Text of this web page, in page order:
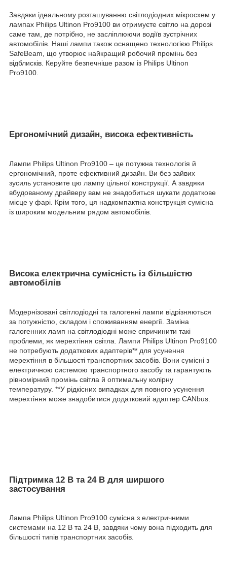
Завдяки ідеальному розташуванню світлодіодних мікросхем у
лампах Philips Ultinon Pro9100 ви отримуєте світло на дорозі
саме там, де потрібно, не засліплюючи водіїв зустрічних
автомобілів. Наші лампи також оснащено технологією Philips
SafeBeam, що утворює найкращий робочий промінь без
відблисків. Керуйте безпечніше разом із Philips Ultinon
Pro9100.
Ергономічний дизайн, висока ефективність
Лампи Philips Ultinon Pro9100 – це потужна технологія й
ергономічний, проте ефективний дизайн. Ви без зайвих
зусиль установите цю лампу цільної конструкції. А завдяки
вбудованому драйверу вам не знадобиться шукати додаткове
місце у фарі. Крім того, ця надкомпактна конструкція сумісна
із широким модельним рядом автомобілів.
Висока електрична сумісність із більшістю
автомобілів
Модернізовані світлодіодні та галогенні лампи відрізняються
за потужністю, складом і споживанням енергії. Заміна
галогенних ламп на світлодіодні може спричинити такі
проблеми, як мерехтіння світла. Лампи Philips Ultinon Pro9100
не потребують додаткових адаптерів** для усунення
мерехтіння в більшості транспортних засобів. Вони сумісні з
електричною системою транспортного засобу та гарантують
рівномірний промінь світла й оптимальну колірну
температуру. **У рідкісних випадках для повного усунення
мерехтіння може знадобитися додатковий адаптер CANbus.
Підтримка 12 В та 24 В для ширшого
застосування
Лампа Philips Ultinon Pro9100 сумісна з електричними
системами на 12 В та 24 В, завдяки чому вона підходить для
більшості типів транспортних засобів.